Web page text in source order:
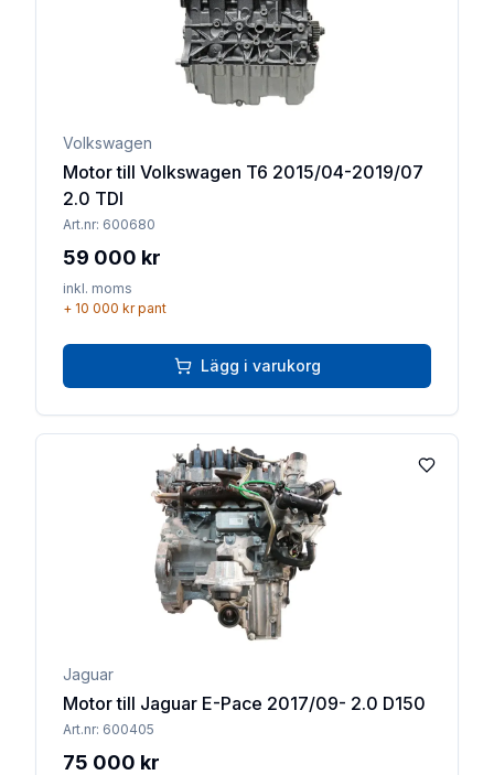
Volkswagen
Motor till Volkswagen T6 2015/04-2019/07
2.0 TDI
Art.nr: 600680
59 000 kr
inkl. moms
+ 10 000 krpant
Lägg i varukorg
Lägg till
Jaguar
Motor till Jaguar E-Pace 2017/09- 2.0 D150
Art.nr: 600405
75 000 kr